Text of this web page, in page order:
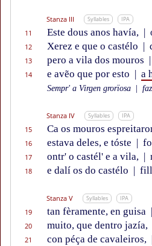
Stanza III Syllables IPA
11 Este dous anos havía, |
12 Xerez e que o castélo |
13 pero a vila dos mouros |
14 e avẽo que por esto | a
Sempr' a Virgen grorïosa
Stanza IV Syllables IPA
15 Ca os mouros
16 estava deles, e tóste |
17 ontr' o castél' e a vila, |
18 e dalí os do castélo |
Stanza V Syllables IPA
19 tan fèramente, en guisa |
20 muito, que dentro jazía,
21 con péça de cavaleiros,